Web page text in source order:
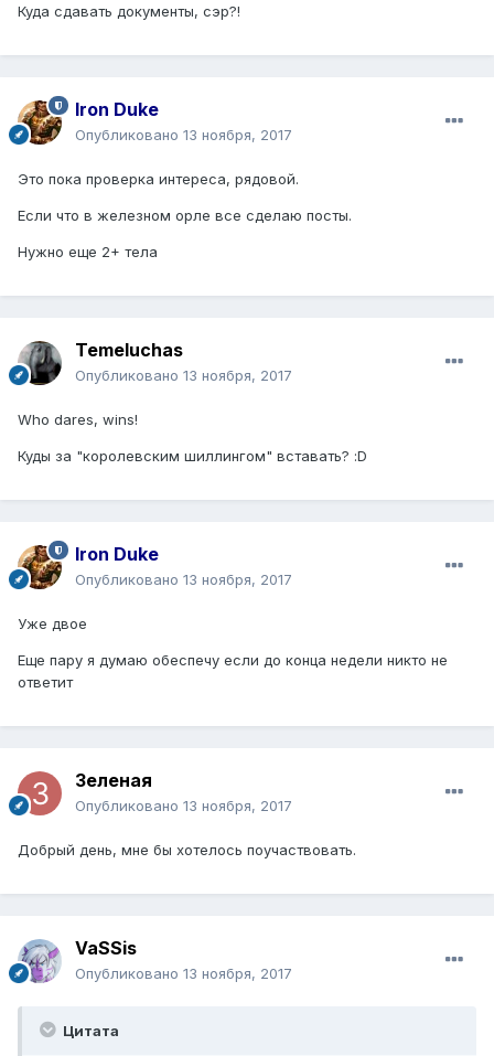
Куда сдавать документы, сэр?!
Iron Duke
Опубликовано 13 ноября, 2017
Это пока проверка интереса, рядовой.
Если что в железном орле все сделаю посты.
Нужно еще 2+ тела
Temeluchas
Опубликовано 13 ноября, 2017
Who dares, wins!
Куды за "королевским шиллингом" вставать? :D
Iron Duke
Опубликовано 13 ноября, 2017
Уже двое
Еще пару я думаю обеспечу если до конца недели никто не
ответит
Зеленая
Опубликовано 13 ноября, 2017
Добрый день, мне бы хотелось поучаствовать.
VaSSis
Опубликовано 13 ноября, 2017
Цитата